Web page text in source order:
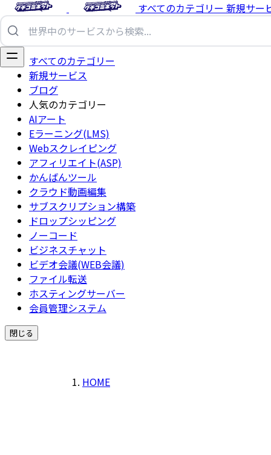
すべてのカテゴリー 新規サー
すべてのカテゴリー
新規サービス
ブログ
人気のカテゴリー
AIアート
Eラーニング(LMS)
Webスクレイピング
アフィリエイト(ASP)
かんばんツール
クラウド動画編集
サブスクリプション構築
ドロップシッピング
ノーコード
ビジネスチャット
ビデオ会議(WEB会議)
ファイル転送
ホスティングサーバー
会員管理システム
閉じる
HOME